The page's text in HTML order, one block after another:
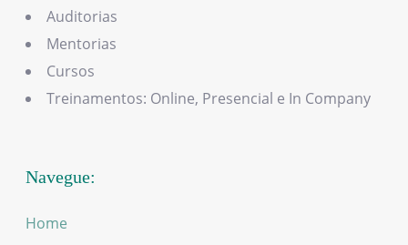
Auditorias
Mentorias
Cursos
Treinamentos: Online, Presencial e In Company
Navegue:
Home